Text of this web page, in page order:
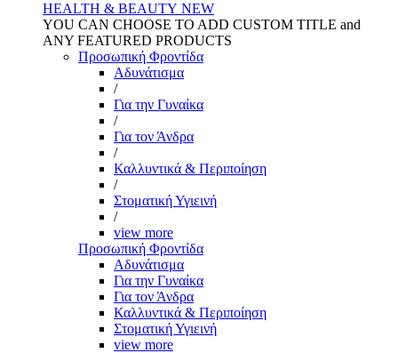
HEALTH & BEAUTY NEW
YOU CAN CHOOSE TO ADD CUSTOM TITLE and
ANY FEATURED PRODUCTS
Προσωπική Φροντίδα
Αδυνάτισμα
/
Για την Γυναίκα
/
Για τον Άνδρα
/
Καλλυντικά & Περιποίηση
/
Στοματική Υγιεινή
/
view more
Προσωπική Φροντίδα
Αδυνάτισμα
Για την Γυναίκα
Για τον Άνδρα
Καλλυντικά & Περιποίηση
Στοματική Υγιεινή
view more